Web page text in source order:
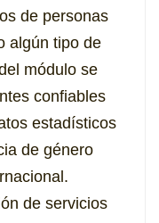
de personas
algún tipo de
módulo se
confiables
estadísticos
de género
de servicios